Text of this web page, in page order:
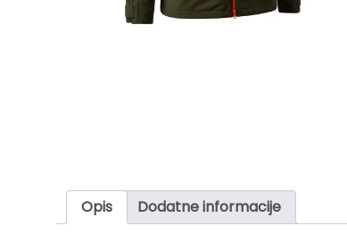
Opis Dodatne informacije